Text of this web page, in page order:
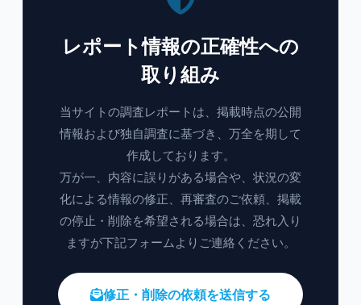
レポート情報の正確性への
取り組み
当サイトの調査レポートは、掲載時点の公開
情報および独自調査に基づき、万全を期して
作成しております。
万が一、内容に誤りがある場合や、状況の変
化による情報の修正、再審査のご依頼、掲載
の停止・削除を希望される場合は、恐れ入り
ますが下記フォームよりご連絡ください。
修正・削除の依頼を送信する